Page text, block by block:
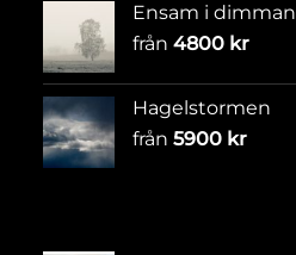
Ensam i dimman
från 4800 kr
Hagelstormen
från 5900 kr